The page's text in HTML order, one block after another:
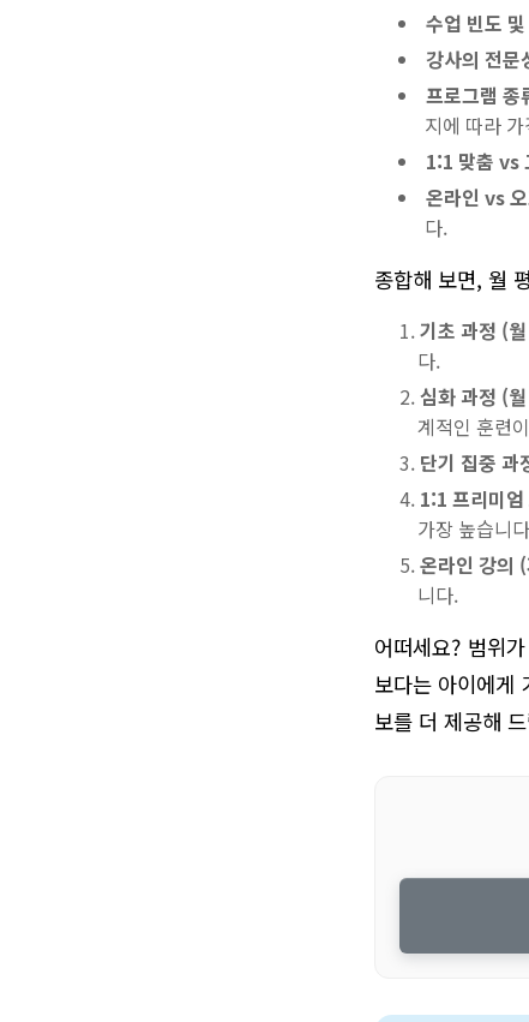
수업 빈도
강사의 전문
프로그램 종
지에 따라
1:1 맞춤 vs
온라인 vs
다.
종합해 보면, 월
기초 과정 (
다.
심화 과정 (
계적인 훈련
단기 집중 과
1:1 프리미
가장 높습니
온라인 강의
니다.
어떠세요? 범위
보다는 아이에게
보를 더 제공해